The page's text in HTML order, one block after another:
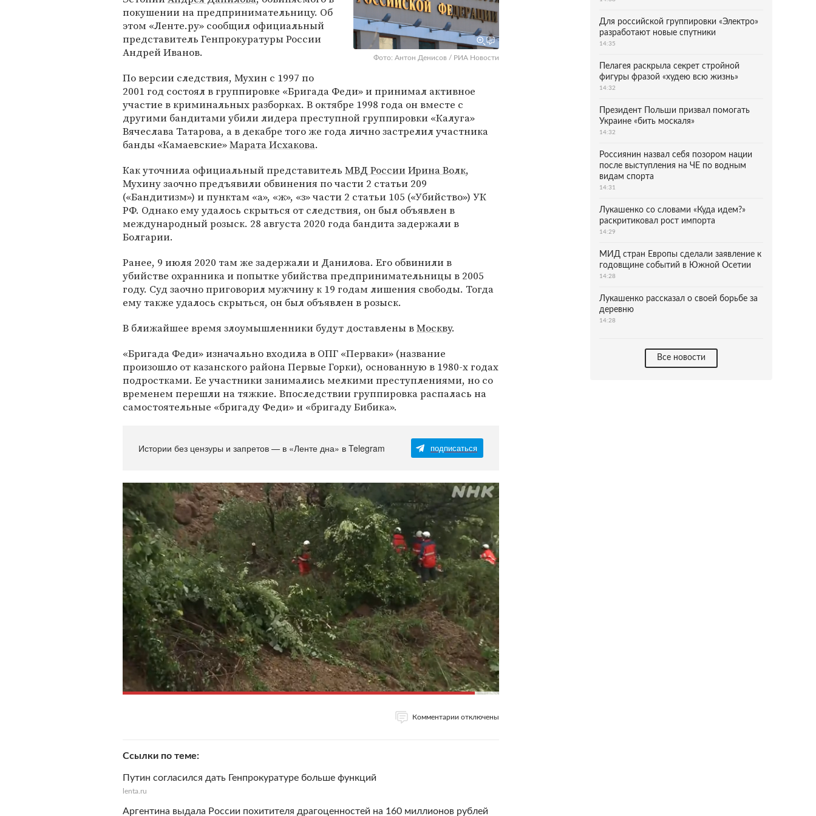
Фото: Антон Денисов / РИА Новости
покушении на предпринимательницу. Об
этом «Ленте.ру» сообщил официальный
представитель Генпрокуратуры России
Андрей Иванов.
По версии следствия, Мухин с 1997 по
2001 год состоял в группировке «Бригада Феди» и принимал активное
участие в криминальных разборках. В октябре 1998 года он вместе с
другими бандитами убили лидера преступной группировки «Калуга»
Вячеслава Татарова, а в декабре того же года лично застрелил участника
банды «Камаевские»Марата Исхакова.
Как уточнила официальный представитель МВД РоссииИрина Волк,
Мухину заочно предъявили обвинения по части 2 статьи 209
(«Бандитизм») и пунктам «а», «ж», «з» части 2 статьи 105 («Убийство») УК
РФ. Однако ему удалось скрыться от следствия, он был объявлен в
международный розыск. 28 августа 2020 года бандита задержали в
Болгарии.
Ранее, 9 июля 2020 там же задержали и Данилова. Его обвинили в
убийстве охранника и попытке убийства предпринимательницы в 2005
году. Суд заочно приговорил мужчину к 19 годам лишения свободы. Тогда
ему также удалось скрыться, он был объявлен в розыск.
В ближайшее время злоумышленники будут доставлены вМоскву.
«Бригада Феди» изначально входила в ОПГ «Перваки» (название
произошло от казанского района Первые Горки), основанную в 1980-х годах
подростками. Ее участники занимались мелкими преступлениями, но со
временем перешли на тяжкие. Впоследствии группировка распалась на
самостоятельные «бригаду Феди» и «бригаду Бибика».
Истории без цензуры и запретов — в «Ленте дна» в Telegram подписаться
Комментарии отключены
Ссылки по теме
Путин согласился дать Генпрокуратуре больше функций
lenta.ru
Аргентина выдала России похитителя драгоценностей на 160 миллионов рублей
Для российской группировки «Электро»
разработают новые спутники
14:35
Пелагея раскрыла секрет стройной
фигуры фразой «худею всю жизнь»
14:32
Президент Польши призвал помогать
Украине «бить москаля»
14:32
Россиянин назвал себя позором нации
после выступления на ЧЕ по водным
видам спорта
14:31
Лукашенко со словами «Куда идем?»
раскритиковал рост импорта
14:29
МИД стран Европы сделали заявление к
годовщине событий в Южной Осетии
14:28
Лукашенко рассказал о своей борьбе за
деревню
14:28
Все новости